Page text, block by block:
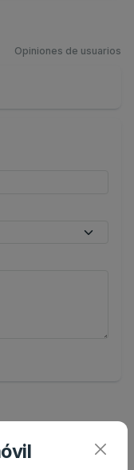
Opiniones de usuarios